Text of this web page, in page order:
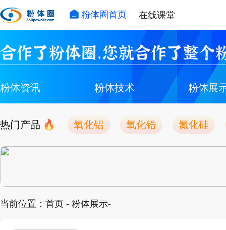
粉体圈首页 在线课堂
合作了粉体圈，您就合作了整个
粉体资讯 粉体技术 粉体展
热门产品 氧化铝 氧化锆 氮化硅
当前位置： 首页 - 粉体展示-